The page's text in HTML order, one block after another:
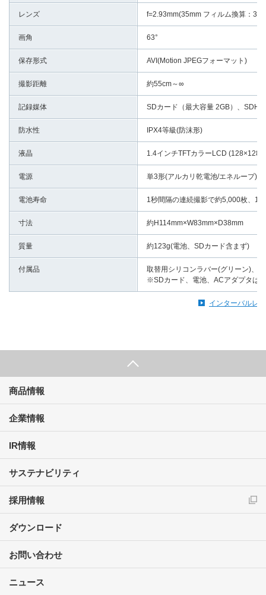
レンズ f=2.93mm(35mm フィルム換算：
画角 63°
保存形式 AVI(Motion JPEGフォーマット)
撮影距離 約55cm～∞
記録媒体 SDカード（最大容量 2GB）、
防水性 IPX4等級(防沫形)
液晶 1.4インチTFTカラーLCD (128×128
電源 単3形(アルカリ乾電池/エネループ
電池寿命 1秒間隔の連続撮影で約5,000枚、1
寸法 約H114mm×W83mm×D38mm
質量 約123g(電池、SDカード含まず)
付属品
取替用シリコンラバー(グリーン)、
※SDカード、電池、ACアダプタは
インターバルレ
商品情報
企業情報
IR情報
サステナビリティ
採用情報
ダウンロード
お問い合わせ
ニュース